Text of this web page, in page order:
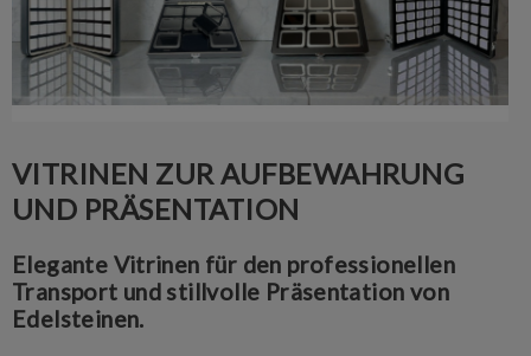
VITRINEN ZUR AUFBEWAHRUNG
UND PRÄSENTATION
Elegante Vitrinen für den professionellen
Transport und stillvolle Präsentation von
Edelsteinen.